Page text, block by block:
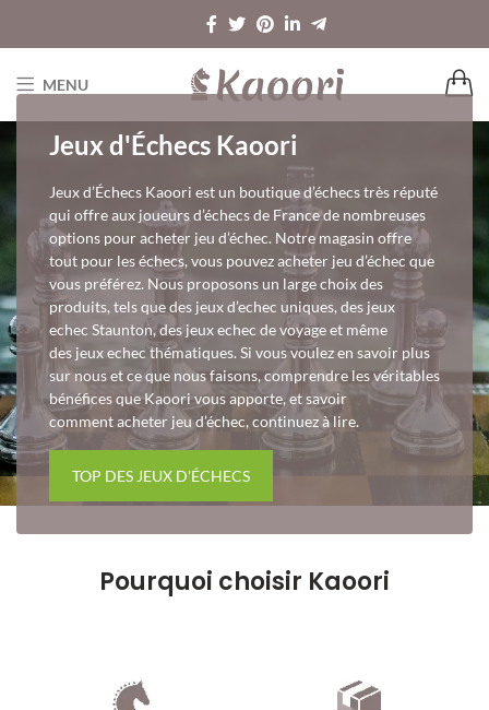
MENU
Jeux d'Échecs Kaoori
Jeux d’Échecs Kaoori est un boutique d’échecs très réputé
qui offre aux joueurs d’échecs de France de nombreuses
options pour acheter jeu d’échec. Notre magasin offre
tout pour les échecs, vous pouvez acheter jeu d’échec que
vous préférez. Nous proposons un large choix des
produits, tels que des jeux d’echec uniques, des jeux
echec Staunton, des jeux echec de voyage et même
des jeux echec thématiques. Si vous voulez en savoir plus
sur nous et ce que nous faisons, comprendre les véritables
bénéfices que Kaoori vous apporte, et savoir
comment acheter jeu d’échec, continuez à lire.
TOP DES JEUX D'ÉCHECS
Pourquoi choisir Kaoori